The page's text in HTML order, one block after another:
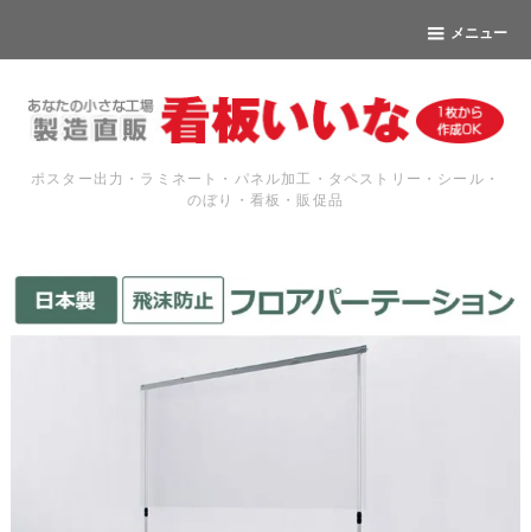
メニュー
ポスター出力・ラミネート・パネル加工・タペストリー・シール・
のぼり・看板・販促品